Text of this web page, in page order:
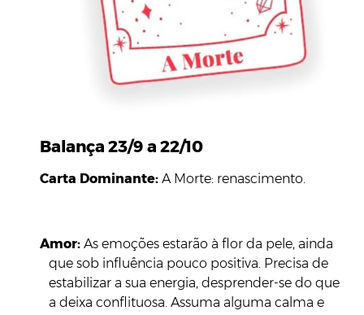
Balança 23/9 a 22/10
Carta Dominante:A Morte: renascimento.
Amor: As emoções estarão à flor da pele, ainda
que sob influência pouco positiva. Precisa de
estabilizar a sua energia, desprender-se do que
a deixa conflituosa. Assuma alguma calma e